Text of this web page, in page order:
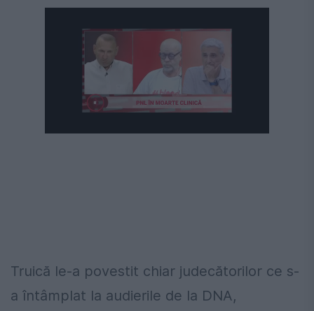
Truică le-a povestit chiar judecătorilor ce s-
a întâmplat la audierile de la DNA,